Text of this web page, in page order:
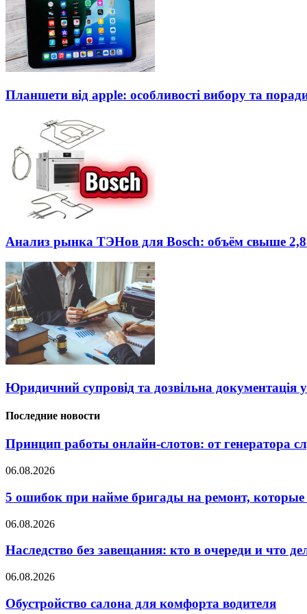
Планшети від apple: особливості вибору та
Анализ рынка ТЭНов для Bosch: объём свыше
Юридичний супровід та дозвільна
Последние новости
Принцип работы онлайн-слотов: от генератора
06.08.2026
5 ошибок при найме бригады на ремонт, которые
06.08.2026
Наследство без завещания: кто в очереди и что
06.08.2026
Обустройство салона для комфорта водителя